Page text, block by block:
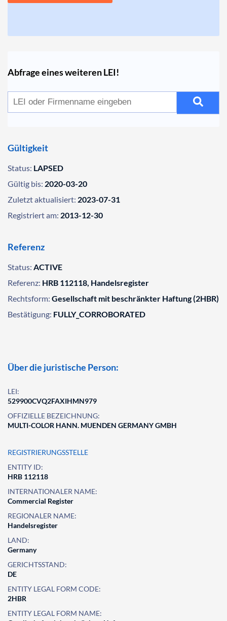
Abfrage eines weiteren LEI!
Gültigkeit
Status: LAPSED
Gültig bis: 2020-03-20
Zuletzt aktualisiert: 2023-07-31
Registriert am: 2013-12-30
Referenz
Status: ACTIVE
Referenz: HRB 112118, Handelsregister
Rechtsform: Gesellschaft mit beschränkter Haftung (2HBR)
Bestätigung: FULLY_CORROBORATED
Über die juristische Person:
LEI:
529900CVQ2FAXIHMN979
OFFIZIELLE BEZEICHNUNG:
MULTI-COLOR HANN. MUENDEN GERMANY GMBH
REGISTRIERUNGSSTELLE
ENTITY ID:
HRB 112118
INTERNATIONALER NAME:
Commercial Register
REGIONALER NAME:
Handelsregister
LAND:
Germany
GERICHTSSTAND:
DE
ENTITY LEGAL FORM CODE:
2HBR
ENTITY LEGAL FORM NAME: